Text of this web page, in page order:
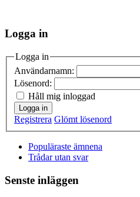
Logga in
Logga in
Användarnamn:
Lösenord:
Håll mig inloggad
Logga in
Registrera Glömt lösenord
Populäraste ämnena
Trådar utan svar
Senste inläggen